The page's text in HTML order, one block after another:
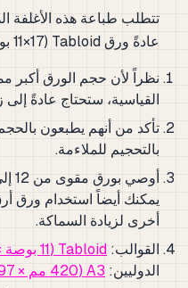
تتطلب طباعة هذه الأغلفة
عادةً ورق Tabloid (11×17 بوصة) أو A3.
نظراً لأن حجم الورق أكبر
القياسية، ستحتاج عادةً
بالتحجيم للملاءمة.
يمكنك أيضاً استخدام ورق
أخرى لزيادة السماكة.
القوالب: Tabloid (11 بوصة × 17 بوصة)
الدوليين: A3 (420 مم × 297 مم)